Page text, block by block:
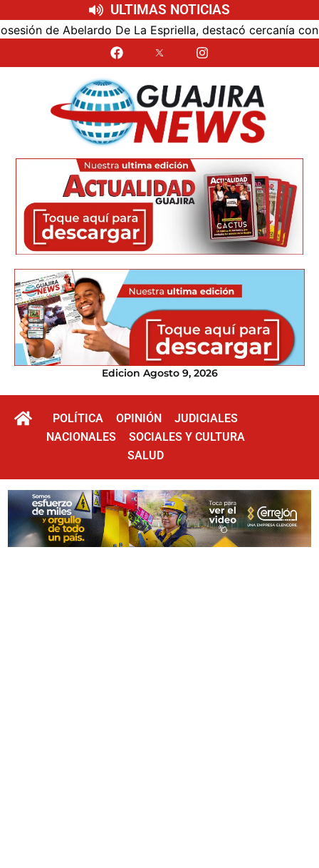
ULTIMAS NOTICIAS
Abelardo De La Espriella, destacó cercanía con el
Edicion Agosto 9, 2026
POLÍTICA OPINIÓN
JUDICIALES
NACIONALES
SOCIALES Y CULTURA
SALUD